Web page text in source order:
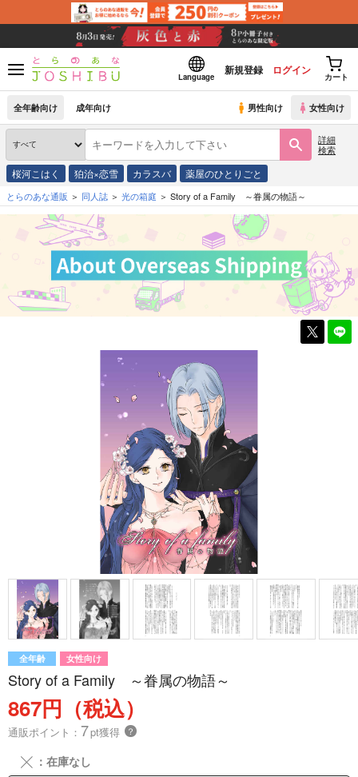
Language
新規登録 ログイン
カート
全年齢向け 成年向け 男性向け 女性向け
詳細
検索
桜河こはく 狛治×恋雪 カラスバ 薬屋のひとりごと
とらのあな通販 同人誌 光の箱庭 Story of a Family ～眷属の物語～
全年齢 女性向け
Story of a Family ～眷属の物語～
867円（税込）
通販ポイント： 7pt獲得 ？
╳ ：在庫なし